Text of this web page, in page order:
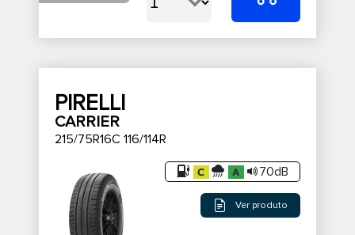
PIRELLI
CARRIER
215/75R16C 116/114R
70dB
Ver produto